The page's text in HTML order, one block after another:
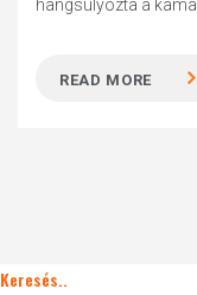
hangsúlyozta a
READ MORE
Keresés..